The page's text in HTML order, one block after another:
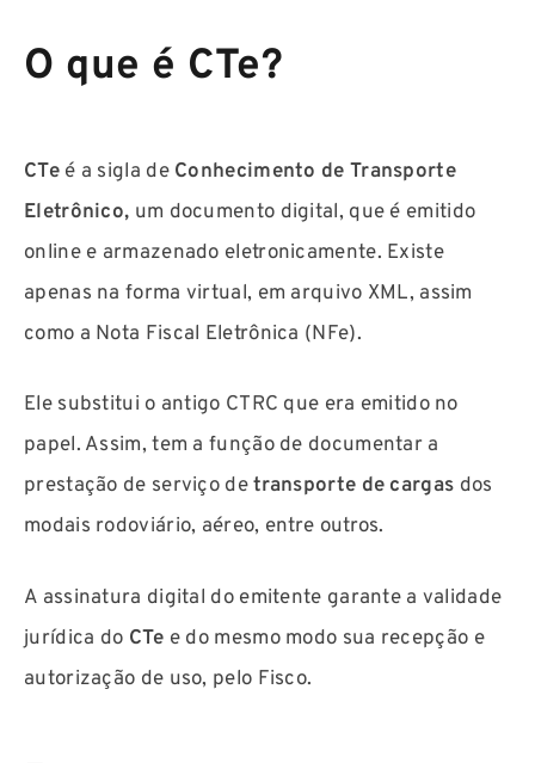
O que é CTe?
CTe é a sigla deConhecimento de Transporte
Eletrônico, um documento digital, que é emitido
online e armazenado eletronicamente. Existe
apenas na forma virtual, em arquivo XML, assim
como a Nota Fiscal Eletrônica (NFe).
Ele substitui o antigo CTRC que era emitido no
papel. Assim, tem a função de documentar a
prestação de serviço detransporte de cargas dos
modais rodoviário, aéreo, entre outros.
A assinatura digital do emitente garante a validade
jurídica do CTe e do mesmo modo sua recepção e
autorização de uso, pelo Fisco.